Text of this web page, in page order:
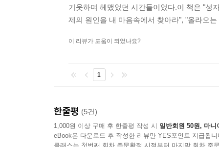
기웃하며 헤맸었던 시간들이었다.이 책은 "성
제의 원인을 내 마음속에서 찾아라", "올라오
이 리뷰가 도움이 되었나요?
1
한줄평 (5건)
1,000원 이상 구매 후 한줄평 작성 시 일반회원 50원, 마니
eBook은 다운로드 후 작성한 리뷰만 YES포인트 지급됩니
클래스는 첫번째 회차 주문확정 시점부터 마지막 회차 주